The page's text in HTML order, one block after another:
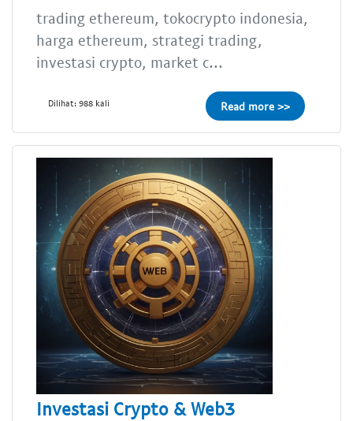
trading ethereum, tokocrypto indonesia,
harga ethereum, strategi trading,
investasi crypto, market c...
Dilihat: 988 kali Read more >>
Investasi Crypto & Web3